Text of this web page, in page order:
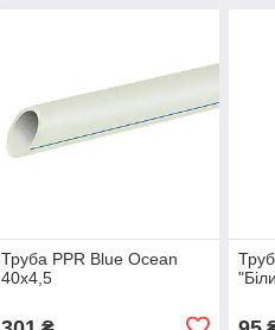
Труба PPR Blue Ocean
40х4,5